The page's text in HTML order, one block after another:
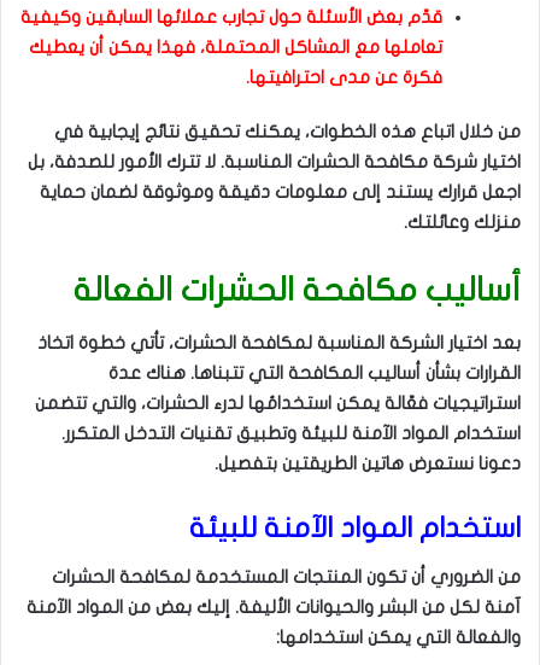
قدّم بعض الأسئلة حول تجارب عملائها السابقين وكيفية
تعاملها مع المشاكل المحتملة، فهذا يمكن أن يعطيك
فكرة عن مدى احترافيتها.
من خلال اتباع هذه الخطوات، يمكنك تحقيق نتائج إيجابية في
اختيار شركة مكافحة الحشرات المناسبة. لا تترك الأمور للصدفة، بل
اجعل قرارك يستند إلى معلومات دقيقة وموثوقة لضمان حماية
منزلك وعائلتك.
أساليب مكافحة الحشرات الفعالة
بعد اختيار الشركة المناسبة لمكافحة الحشرات، تأتي خطوة اتخاذ
القرارات بشأن أساليب المكافحة التي تتبناها. هناك عدة
استراتيجيات فعّالة يمكن استخدامُها لدرء الحشرات، والتي تتضمن
استخدام المواد الآمنة للبيئة وتطبيق تقنيات التدخل المتكرر.
دعونا نستعرض هاتين الطريقتين بتفصيل.
استخدام المواد الآمنة للبيئة
من الضروري أن تكون المنتجات المستخدمة لمكافحة الحشرات
آمنة لكل من البشر والحيوانات الأليفة. إليك بعض من المواد الآمنة
والفعالة التي يمكن استخدامها: